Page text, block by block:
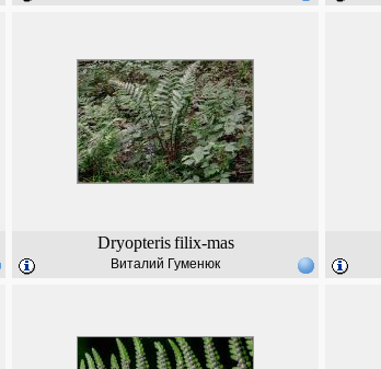
Dryopteris filix-mas
Виталий Гуменюк